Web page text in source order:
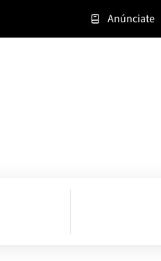
Anúnciate